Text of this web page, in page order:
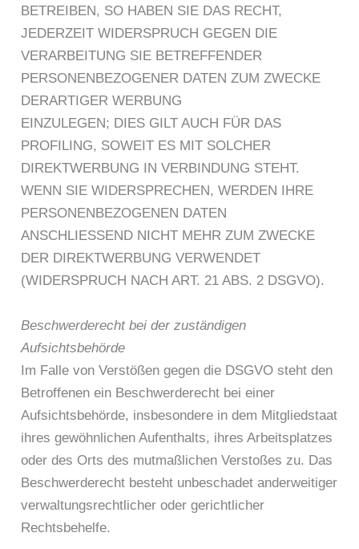
BETREIBEN, SO HABEN SIE DAS RECHT,
JEDERZEIT WIDERSPRUCH GEGEN DIE
VERARBEITUNG SIE BETREFFENDER
PERSONENBEZOGENER DATEN ZUM ZWECKE
DERARTIGER WERBUNG
EINZULEGEN; DIES GILT AUCH FÜR DAS
PROFILING, SOWEIT ES MIT SOLCHER
DIREKTWERBUNG IN VERBINDUNG STEHT.
WENN SIE WIDERSPRECHEN, WERDEN IHRE
PERSONENBEZOGENEN DATEN
ANSCHLIESSEND NICHT MEHR ZUM ZWECKE
DER DIREKTWERBUNG VERWENDET
(WIDERSPRUCH NACH ART. 21 ABS. 2 DSGVO).
Beschwerderecht bei der zuständigen
Aufsichtsbehörde
Im Falle von Verstößen gegen die DSGVO steht den
Betroffenen ein Beschwerderecht bei einer
Aufsichtsbehörde, insbesondere in dem Mitgliedstaat
ihres gewöhnlichen Aufenthalts, ihres Arbeitsplatzes
oder des Orts des mutmaßlichen Verstoßes zu. Das
Beschwerderecht besteht unbeschadet anderweitiger
verwaltungsrechtlicher oder gerichtlicher
Rechtsbehelfe.